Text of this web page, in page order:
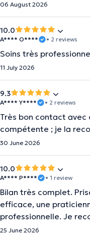
06 August 2026
10.0
A**** O**** • 2 reviews
Soins très
11 July 2026
9.3
A**** Y**** • 2 reviews
Très bon contact
compétente ; je la
30 June 2026
10.0
A**** P**** • 1 review
Bilan très complet.
efficace, une
professionnelle. Je
25 June 2026